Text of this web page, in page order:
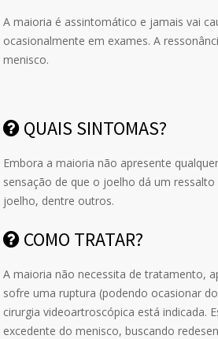
A maioria é assintomático e jamais vai
ocasionalmente em exames. A
menisco.
QUAIS SINTOMAS?
Embora a maioria não apresente
sensação de que o joelho dá um
joelho, dentre outros.
COMO TRATAR?
A maioria não necessita de tratamento,
sofre uma ruptura (podendo ocasionar
cirurgia videoartroscópica está indicada.
excedente do menisco, buscando